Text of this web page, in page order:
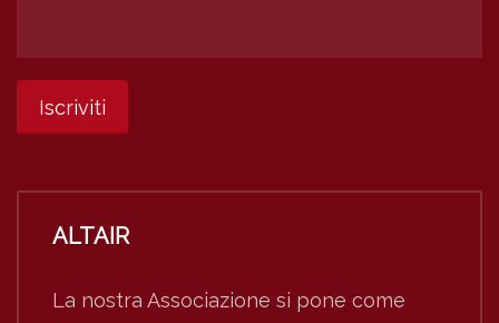
ALTAIR
La nostra Associazione si pone come